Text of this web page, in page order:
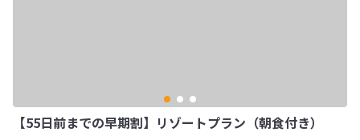
【55日前までの早期割】リゾートプラン（朝食付き）